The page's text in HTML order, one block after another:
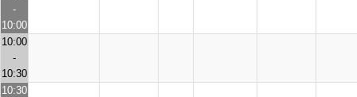
-
10:00
10:00
-
10:30
10:30